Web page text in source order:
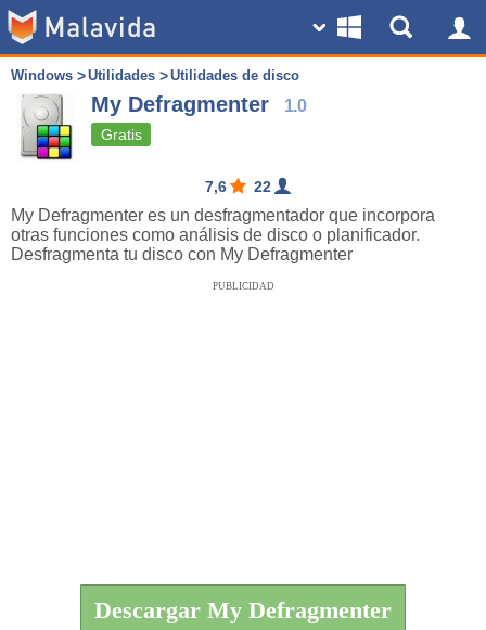
Windows Utilidades Utilidades de disco
My Defragmenter 1.0
Gratis
7,6 22
My Defragmenter es un desfragmentador que incorpora
otras funciones como análisis de disco o planificador.
Desfragmenta tu disco con My Defragmenter
PUBLICIDAD
Descargar My Defragmenter